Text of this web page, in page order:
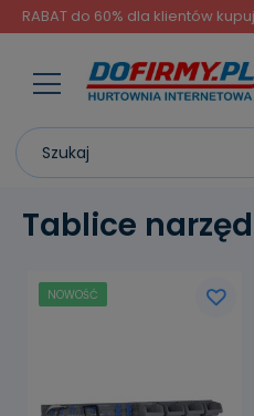
RABAT do 60% dla klientów
Tablice
NOWOŚĆ